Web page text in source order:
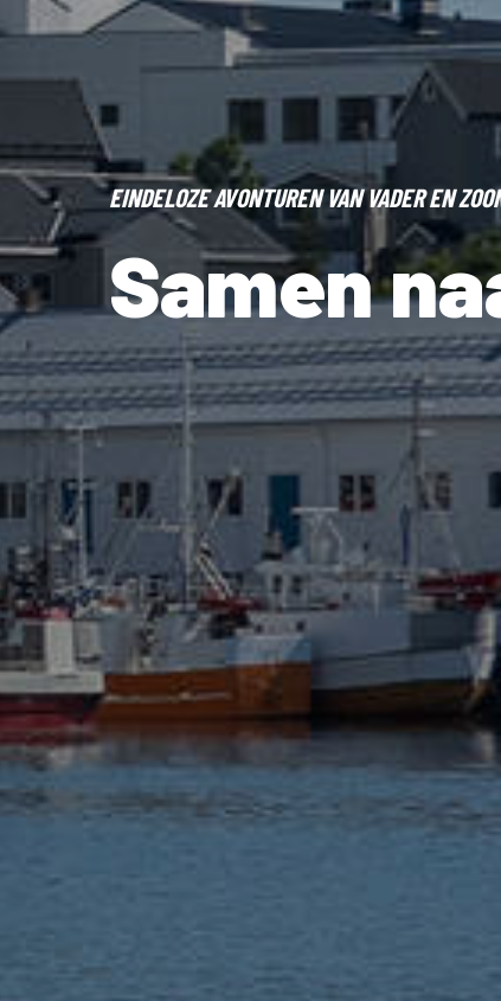
EINDELOZE AVONTUREN VAN VADER EN
Samen